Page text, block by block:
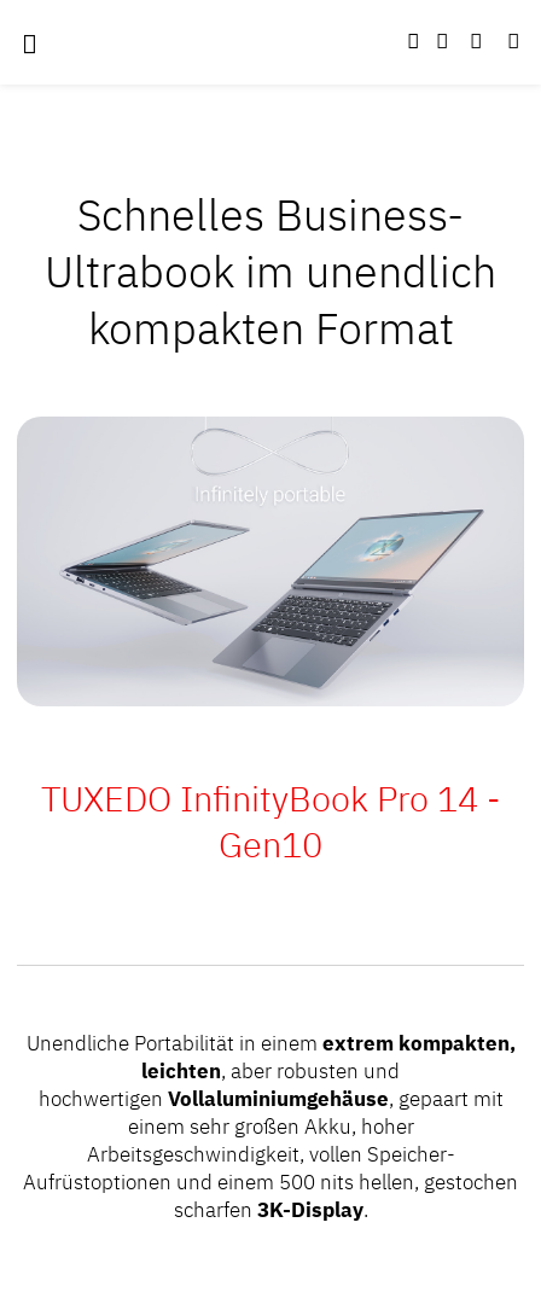
Schnelles Business-
Ultrabook im unendlich
kompakten Format
TUXEDO InfinityBook Pro 14 -
Gen10
UnendlichePortabilität in einem extrem kompakten,
leichten, aber robusten und
hochwertigen Vollaluminiumgehäuse, gepaart mit
einem sehr großen Akku, hoher
Arbeitsgeschwindigkeit, vollen Speicher-
Aufrüstoptionen und einem 500 nits hellen, gestochen
scharfen 3K-Display.